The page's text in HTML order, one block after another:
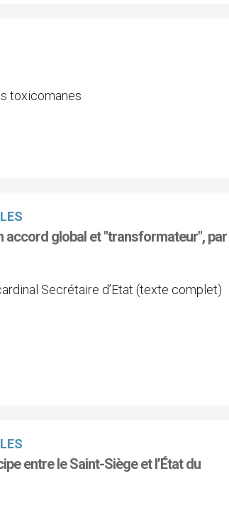
toxicomanes
accord global et "transformateur", par
Secrétaire d’Etat (texte complet)
entre le Saint-Siège et l’État du